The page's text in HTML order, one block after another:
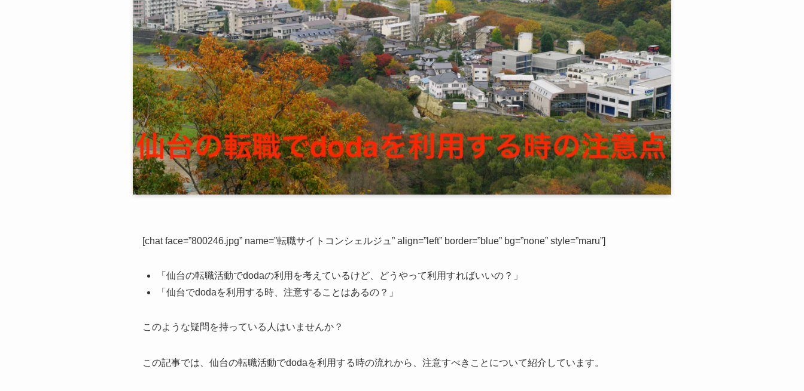
[chat face=”800246.jpg” name=”転職サイトコンシェルジュ” align=”left” border=”blue” bg=”none” style=”maru”]
「仙台の転職活動でdodaの利用を考えているけど、どうやって利用すればいいの？」
「仙台でdodaを利用する時、注意することはあるの？」
このような疑問を持っている人はいませんか？
この記事では、仙台の転職活動でdodaを利用する時の流れから、注意すべきことについて紹介しています。